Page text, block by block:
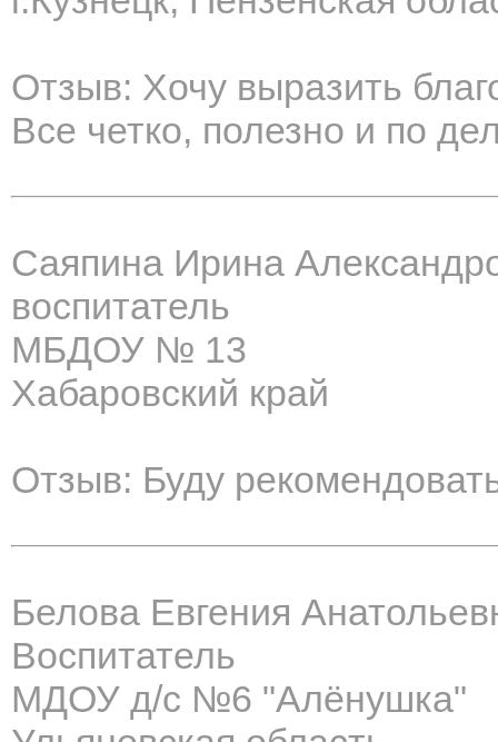
Отзыв: Хочу выразить
Все четко, полезно и по
Саяпина Ирина
воспитатель
МБДОУ № 13
Хабаровский край
Отзыв: Буду
Белова Евгения
Воспитатель
МДОУ д/с №6 "Алёнушка"